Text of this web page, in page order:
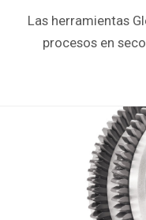
Las herramientas
procesos en